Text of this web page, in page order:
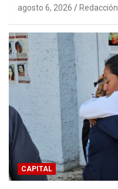
agosto 6, 2026 Redacción
CAPITAL